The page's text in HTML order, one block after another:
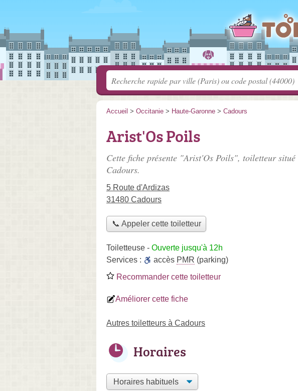
Accueil > Occitanie > Haute-Garonne > Cadours
Arist'Os Poils
Cette fiche présente "Arist'Os Poils", toiletteur situé
Cadours.
5 Route d'Ardizas
31480 Cadours
📞 Appeler cette toiletteur
Toiletteuse - Ouverte jusqu'à 12h
Services :
accès PMR (parking)
Recommander cette toiletteur
Améliorer cette fiche
Autres toiletteurs à Cadours
Horaires